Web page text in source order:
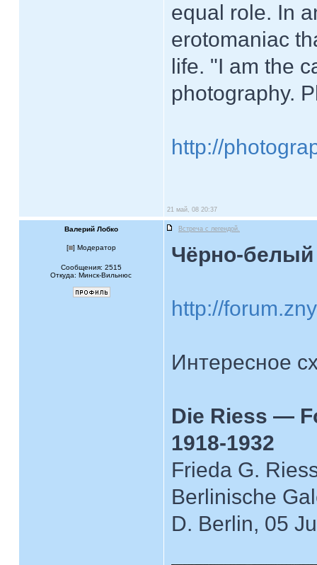
equal role. In
erotomaniac
life. "I am the
photography.
http://
21 май, 08 20:37
Валерий Лобко Встреча с легендой.
[ ] Модератор
Сообщения: 2515
Откуда: Минск-Вильнюс
Чёрно-белый
http://
Интересное
Die Riess —
1918-1932
Frieda G.
Berlinische
D. Berlin, 05